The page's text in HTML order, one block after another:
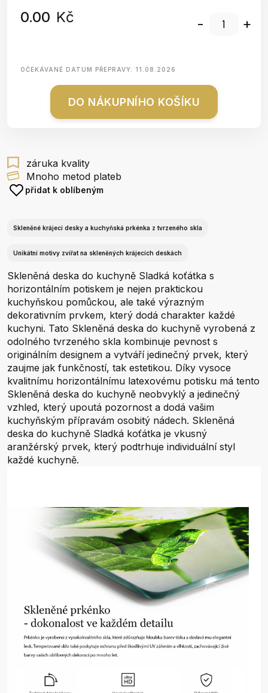
0.00 Kč - +
OČEKÁVANÉ DATUM PŘEPRAVY: 11.08.2026
DO NÁKUPNÍHO KOŠÍKU
záruka kvality
Mnoho metod plateb
přidat k oblíbeným
Skleněné krájecí desky a kuchyňská prkénka z tvrzeného skla
Unikátní motivy zvířat na skleněných krájecích deskách
Skleněná deska do kuchyně Sladká koťátka s
horizontálním potiskem je nejen praktickou
kuchyňskou pomůckou, ale také výrazným
dekorativním prvkem, který dodá charakter každé
kuchyni. Tato Skleněná deska do kuchyně vyrobená z
odolného tvrzeného skla kombinuje pevnost s
originálním designem a vytváří jedinečný prvek, který
zaujme jak funkčností, tak estetikou. Díky vysoce
kvalitnímu horizontálnímu latexovému potisku má tento
Skleněná deska do kuchyně neobvyklý a jedinečný
vzhled, který upoutá pozornost a dodá vašim
kuchyňským přípravám osobitý nádech. Skleněná
deska do kuchyně Sladká koťátka je vkusný
aranžérský prvek, který podtrhuje individuální styl
každé kuchyně.